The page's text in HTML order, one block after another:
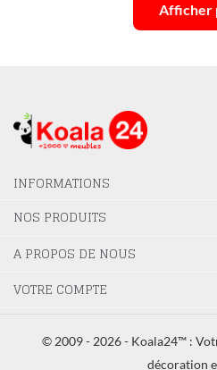
Afficher
INFORMATIONS
NOS PRODUITS
A PROPOS DE NOUS
VOTRE COMPTE
© 2009 - 2026 - Koala24™ :
décoration